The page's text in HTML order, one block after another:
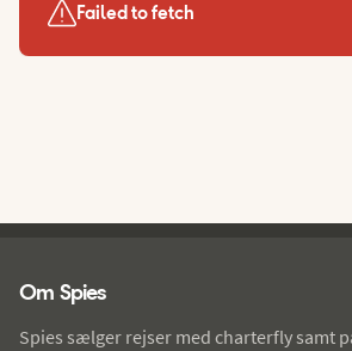
Failed to fetch
Om Spies
Spies sælger rejser med charterfly samt